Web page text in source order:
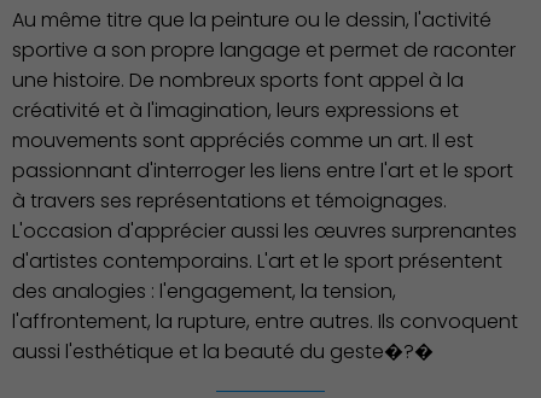
Démocratie locale
Au même titre que la peinture ou le dessin, l'activité
sportive a son propre langage et permet de raconter
une histoire. De nombreux sports font appel à la
créativité et à l'imagination, leurs expressions et
mouvements sont appréciés comme un art. Il est
passionnant d'interroger les liens entre l'art et le sport
à travers ses représentations et témoignages.
L'occasion d'apprécier aussi les œuvres surprenantes
d'artistes contemporains. L'art et le sport présentent
des analogies : l'engagement, la tension,
l'affrontement, la rupture, entre autres. Ils convoquent
aussi l'esthétique et la beauté du geste�?�